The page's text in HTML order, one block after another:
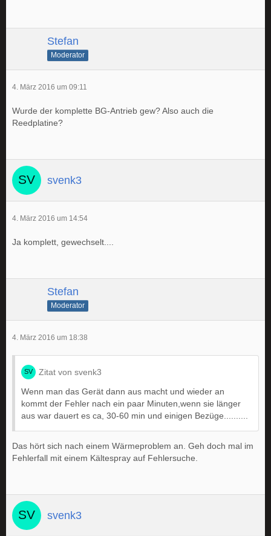
Stefan
Moderator
4. März 2016 um 09:11
Wurde der komplette BG-Antrieb gew? Also auch die
Reedplatine?
svenk3
4. März 2016 um 14:54
Ja komplett, gewechselt....
Stefan
Moderator
4. März 2016 um 18:38
Zitat von svenk3
Wenn man das Gerät dann aus macht und wieder an
kommt der Fehler nach ein paar Minuten,wenn sie länger
aus war dauert es ca, 30-60 min und einigen Bezüge..........
Das hört sich nach einem Wärmeproblem an. Geh doch mal im
Fehlerfall mit einem Kältespray auf Fehlersuche.
svenk3